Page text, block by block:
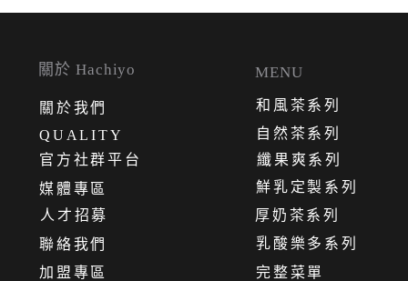
人才招募
關於 Hachiyo
關 於我們
QUALITY
官方社群平台
媒體專區
聯絡我們
加盟專區
乳酸樂多系列
厚奶茶系列
鮮乳定製系列
纖果爽系列
自然茶系列
和風茶系列
MENU
完整菜單